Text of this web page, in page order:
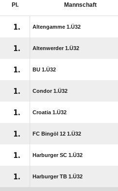
Pl. Mannschaft
1. Altengamme 1.Ü32
1. Altenwerder 1.Ü32
1. BU 1.Ü32
1. Condor 1.Ü32
1. Croatia 1.Ü32
1. FC Bingöl 12 1.Ü32
1. Harburger SC 1.Ü32
1. Harburger TB 1.Ü32